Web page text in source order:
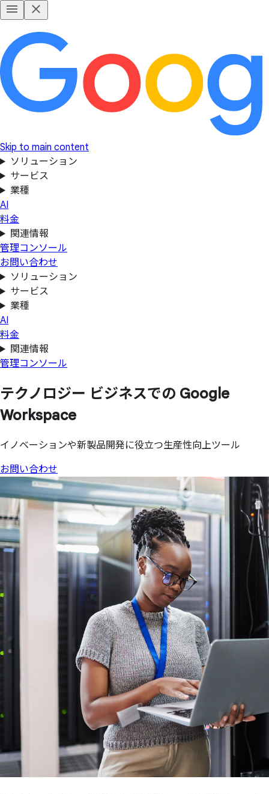
Skip to main content
ソリューション
サービス
業種
AI
料金
関連情報
管理コンソール
お問い合わせ
ソリューション
サービス
業種
AI
料金
関連情報
管理コンソール
テクノロジー ビジネスでの Google
Workspace
イノベーションや新製品開発に役立つ生産性向上ツール
お問い合わせ